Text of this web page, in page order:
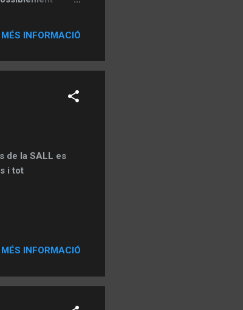
i
per fer-ho. A
MÉS INFORMACIÓ
de la SALL es
i tot
MÉS INFORMACIÓ